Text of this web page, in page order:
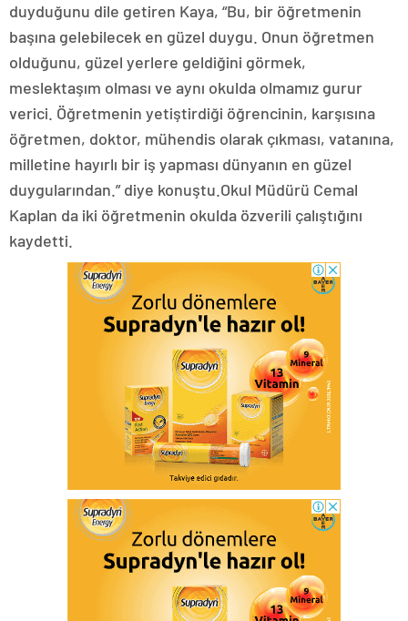
duyduğunu dile getiren Kaya, “Bu, bir öğretmenin
başına gelebilecek en güzel duygu. Onun öğretmen
olduğunu, güzel yerlere geldiğini görmek,
meslektaşım olması ve aynı okulda olmamız gurur
verici. Öğretmenin yetiştirdiği öğrencinin, karşısına
öğretmen, doktor, mühendis olarak çıkması, vatanına,
milletine hayırlı bir iş yapması dünyanın en güzel
duygularından.” diye konuştu.Okul Müdürü Cemal
Kaplan da iki öğretmenin okulda özverili çalıştığını
kaydetti.